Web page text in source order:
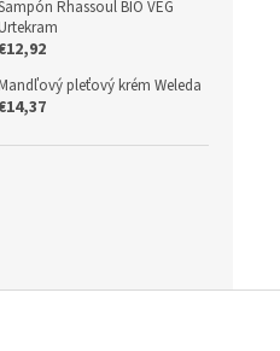
Rhassoul BIO VEG
pleťový krém Weleda